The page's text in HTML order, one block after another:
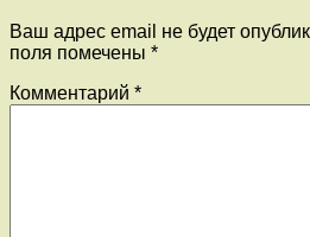
Ваш адрес email не будет
поля помечены *
Комментарий *